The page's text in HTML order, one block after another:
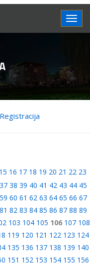
Registracija
15 16 17 18 19 20 21 22 23
37 38 39 40 41 42 43 44 45
59 60 61 62 63 64 65 66 67
81 82 83 84 85 86 87 88 89
103 104 105 106 107 108
119 120 121 122 123 124
135 136 137 138 139 140
151 152 153 154 155 156